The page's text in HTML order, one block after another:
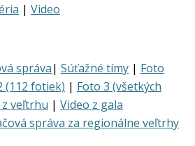
| Video
správa| Súťažné tímy | Foto
(112 fotiek) | Foto 3 (všetkých
veľtrhu | Video z gala
správa za regionálne veľtrhy